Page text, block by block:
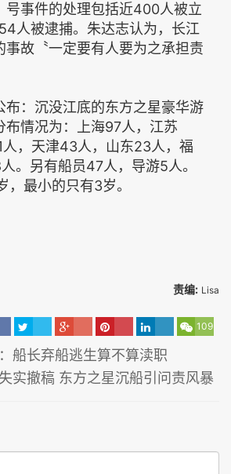
号事件的处理包括近400人被立
人被逮捕。朱达志认为，长江
事故〝一定要有人要为之承担责
布：沉没江底的东方之星豪华游
布情况为：上海97人，江苏
，天津43人，山东23人，福
。另有船员47人，导游5人。
，最小的只有3岁。
责编: Lisa
109
船长弃船逃生算不算渎职
实撤稿 东方之星沉船引问责风暴